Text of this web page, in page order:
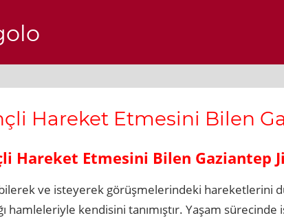
Hareket Etmesini Bilen
Hareket Etmesini Bilen Gaziantep
ve isteyerek görüşmelerindeki hareketlerini
hamleleriyle kendisini tanımıştır. Yaşam